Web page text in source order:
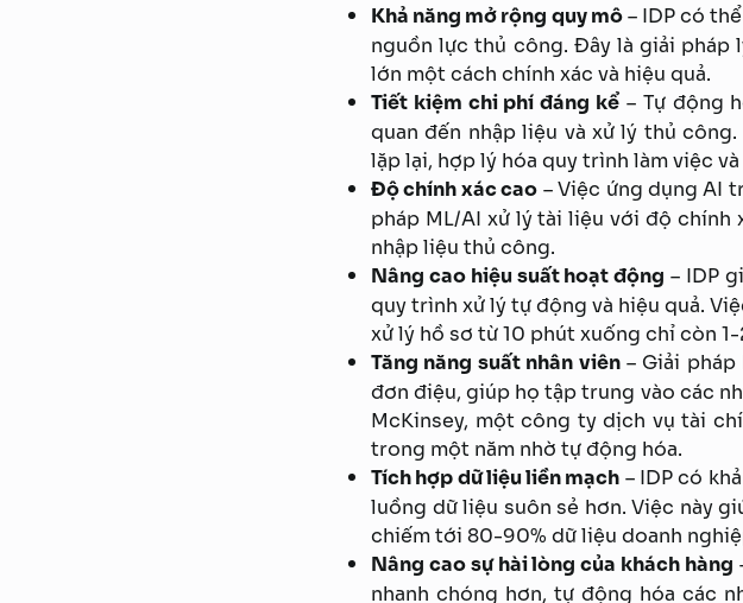
Khả năng mở rộng quy mô– IDP có
nguồn lực thủ công. Đây là giải
lớn một cách chính xác và hiệu quả.
Tiết kiệm chi phí đáng kể – Tự động
quan đến nhập liệu và xử lý thủ
lặp lại, hợp lý hóa quy trình làm việc
Độ chính xác cao – Việc ứng dụng AI
pháp ML/AI xử lý tài liệu với độ
nhập liệu thủ công.
Nâng cao hiệu suất hoạt động – IDP
quy trình xử lý tự động và hiệu quả.
xử lý hồ sơ từ 10 phút xuống chỉ còn
Tăng năng suất nhân viên– Giải pháp
đơn điệu, giúp họ tập trung vào các
McKinsey, một công ty dịch vụ tài
trong một năm nhờ tự động hóa.
Tích hợp dữ liệu liền mạch – IDP có
luồng dữ liệu suôn sẻ hơn. Việc này
chiếm tới 80-90% dữ liệu doanh
Nâng cao sự hài lòng của khách hàng
nhanh chóng hơn, tự động hóa các